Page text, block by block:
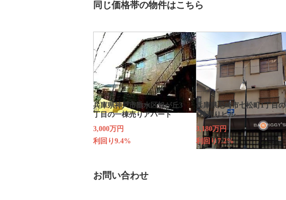
同じ価格帯の物件はこちら
兵庫県神戸市垂水区旭が丘3
丁目の一棟売りアパート
3,000万円
利回り9.4%
兵庫県尼崎市七松町1丁目の
1棟売りビル
3,180万円
利回り7.2%
お問い合わせ